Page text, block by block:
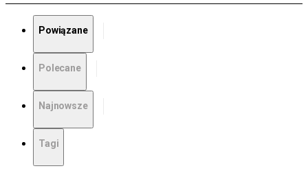
Powiązane
Polecane
Najnowsze
Tagi